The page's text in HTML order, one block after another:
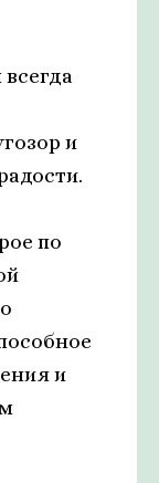
и
по
и